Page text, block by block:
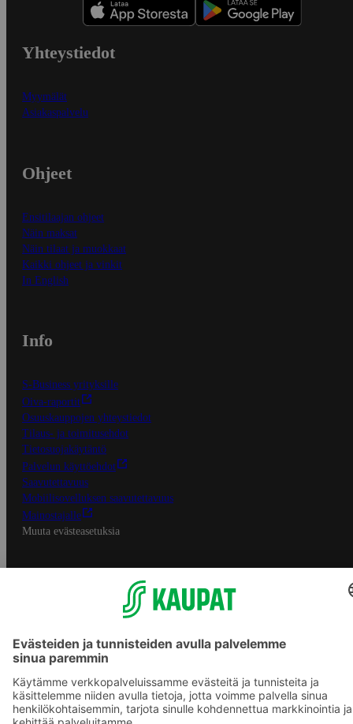
Yhteystiedot
Myymälät
Asiakaspalvelu
Ohjeet
Ensitilaajan ohjeet
Näin maksat
Näin tilaat ja muokkaat
Kaikki ohjeet ja vinkit
In English
Info
S-Business yrityksille
Oiva-raportit
Osuuskauppojen yhteystiedot
Tilaus- ja toimitusehdot
Tietosuojakäytäntö
Palvelun käyttöehdot
Saavutettavuus
Mobiilisovelluksen saavutettavuus
Mainostajalle
Muuta evästeasetuksia
S-ryhmän palvelut
S-ryhmä
Asiakasomistajuus
S-ostoslista -sovellus
Prisma.fi